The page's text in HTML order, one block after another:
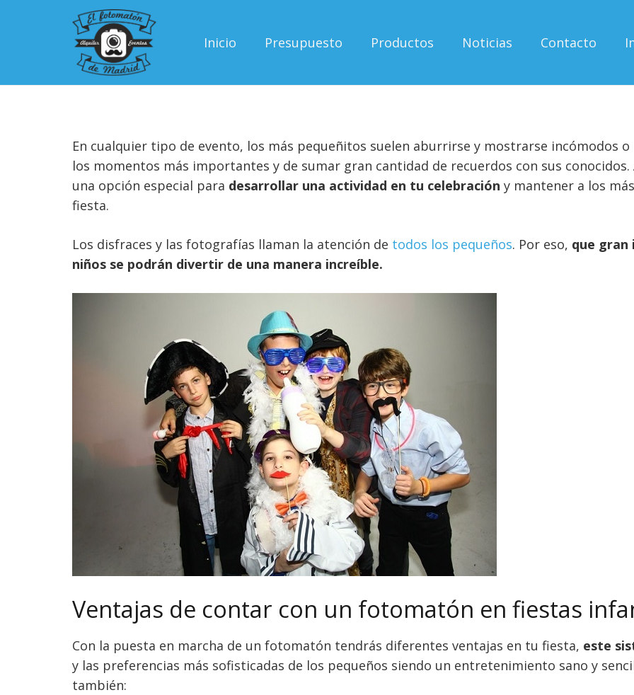
Inicio Presupuesto Productos Noticias Contacto
En cualquier tipo de evento, los más pequeñitos suelen aburrirse y mostrarse incómodos
los momentos más importantes y de sumar gran cantidad de recuerdos con sus conocidos.
una opción especial para desarrollar una actividad en tu celebración y mantener a los
fiesta.
Los disfraces y las fotografías llaman la atención de todos los pequeños. Por eso, que gran
niños se podrán divertir de una manera increíble.
Ventajas de contar con un fotomatón en fiestas
Con la puesta en marcha de un fotomatón tendrás diferentes ventajas en tu fiesta, este
y las preferencias más sofisticadas de los pequeños siendo un entretenimiento sano y
también: